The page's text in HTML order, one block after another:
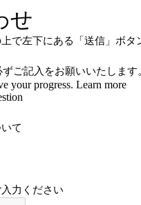
せ
で左下にある「送信」ボタ
ご記入をお願いいたします。
your progress. Learn more
て
力ください